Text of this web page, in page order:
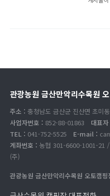
관광농원 금산만악리수목원
주소 : 충청남도 금산군 진산면 초미
사업자번호 : 852-88-01863 대표
TEL : 041-752-5525 E-mail :
계좌번호 : 농협 301-6600-1001-21 /
(주)
관광농원 금산만악리수목원 오토캠핑